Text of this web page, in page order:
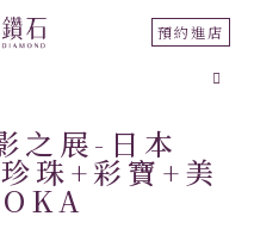
預約進店
之展-日本
珠+彩寶+美